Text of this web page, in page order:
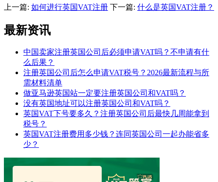
上一篇: 如何进行英国VAT注册 下一篇: 什么是英国VAT注册？
最新资讯
中国卖家注册英国公司后必须申请VAT吗？不申请有什
么后果？
注册英国公司后怎么申请VAT税号？2026最新流程与所
需材料清单
做亚马逊英国站一定要注册英国公司和VAT吗？
没有英国地址可以注册英国公司和VAT吗？
英国VAT下号要多久？注册英国公司后最快几周能拿到
税号？
英国VAT注册费用多少钱？连同英国公司一起办能省多
少？